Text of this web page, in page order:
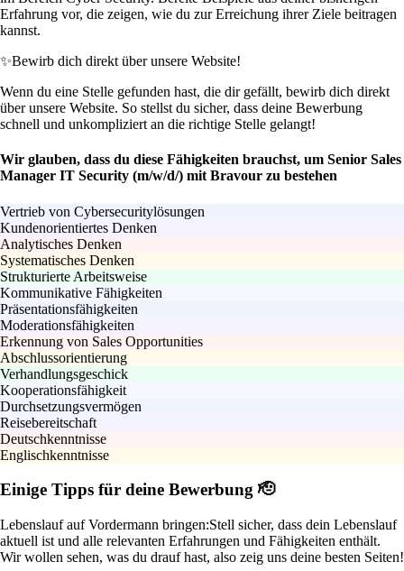
Erfahrung vor, die zeigen, wie du zur Erreichung ihrer Ziele beitragen
kannst.
✨Bewirb dich direkt über unsere Website!
Wenn du eine Stelle gefunden hast, die dir gefällt, bewirb dich direkt
über unsere Website. So stellst du sicher, dass deine Bewerbung
schnell und unkompliziert an die richtige Stelle gelangt!
Wir glauben, dass du diese Fähigkeiten brauchst, um Senior Sales
Manager IT Security (m/w/d/) mit Bravour zu bestehen
Vertrieb von Cybersecuritylösungen
Kundenorientiertes Denken
Analytisches Denken
Systematisches Denken
Strukturierte Arbeitsweise
Kommunikative Fähigkeiten
Präsentationsfähigkeiten
Moderationsfähigkeiten
Erkennung von Sales Opportunities
Abschlussorientierung
Verhandlungsgeschick
Kooperationsfähigkeit
Durchsetzungsvermögen
Reisebereitschaft
Deutschkenntnisse
Englischkenntnisse
Einige Tipps für deine Bewerbung 🫡
Lebenslauf auf Vordermann bringen:Stell sicher, dass dein Lebenslauf
aktuell ist und alle relevanten Erfahrungen und Fähigkeiten enthält.
Wir wollen sehen, was du drauf hast, also zeig uns deine besten Seiten!